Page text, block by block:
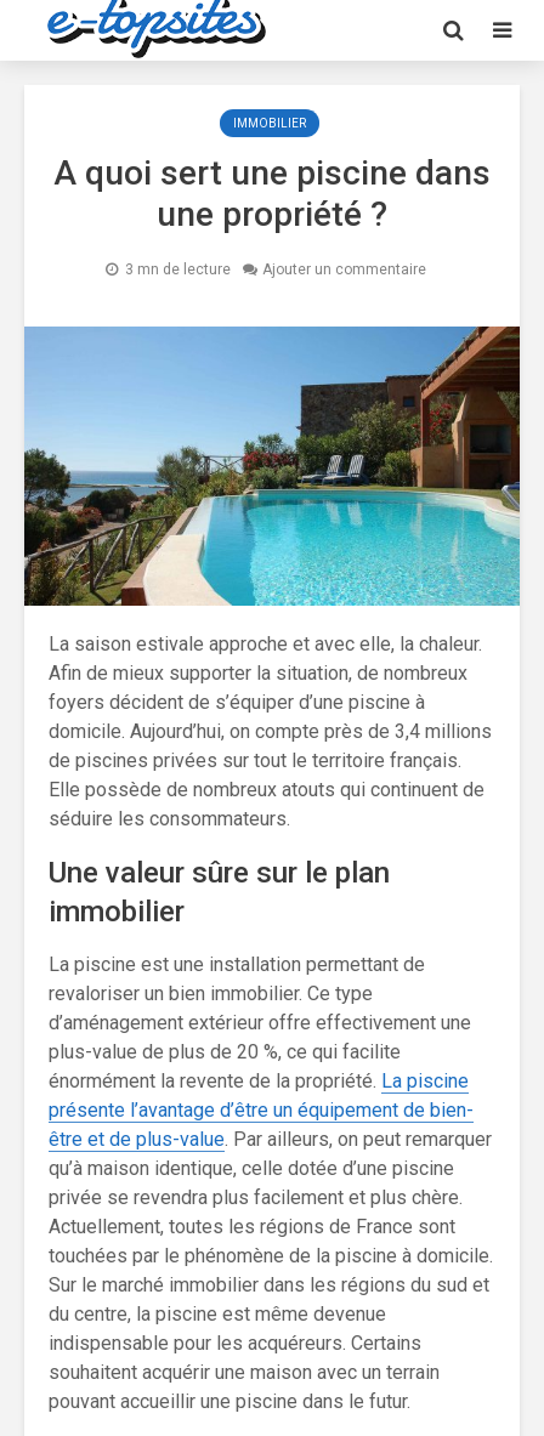
IMMOBILIER
A quoi sert une piscine dans
une propriété ?
3 mn de lecture Ajouter un commentaire
La saison estivale approche et avec elle, la chaleur.
Afin de mieux supporter la situation, de nombreux
foyers décident de s’équiper d’une piscine à
domicile. Aujourd’hui, on compte près de 3,4 millions
de piscines privées sur tout le territoire français.
Elle possède de nombreux atouts qui continuent de
séduire les consommateurs.
Une valeur sûre sur le plan
immobilier
La piscine est une installation permettant de
revaloriser un bien immobilier. Ce type
d’aménagement extérieur offre effectivement une
plus-value de plus de 20 %, ce qui facilite
énormément la revente de la propriété. La piscine
présente l’avantage d’être un équipement de bien-
être et de plus-value . Par ailleurs, on peut remarquer
qu’à maison identique, celle dotée d’une piscine
privée se revendra plus facilement et plus chère.
Actuellement, toutes les régions de France sont
touchées par le phénomène de la piscine à domicile.
Sur le marché immobilier dans les régions du sud et
du centre, la piscine est même devenue
indispensable pour les acquéreurs. Certains
souhaitent acquérir une maison avec un terrain
pouvant accueillir une piscine dans le futur.